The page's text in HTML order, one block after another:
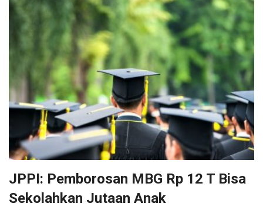
JPPI: Pemborosan MBG Rp 12 T Bisa
Sekolahkan Jutaan Anak